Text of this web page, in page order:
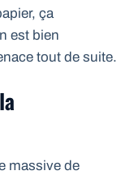
ça
est bien
tout de suite.
massive de